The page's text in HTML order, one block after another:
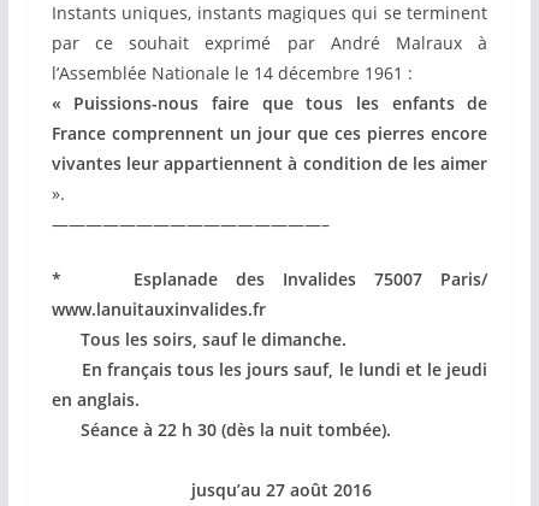
Instants uniques, instants magiques qui se terminent
par ce souhait exprimé par André Malraux à
l’Assemblée Nationale le 14 décembre 1961 :
« Puissions-nous faire que tous les enfants de
France comprennent un jour que ces pierres encore
vivantes leur appartiennent à condition de les aimer
».
————————————————–
* Esplanade des Invalides 75007 Paris/
www.lanuitauxinvalides.fr
Tous les soirs, sauf le dimanche.
En français tous les jours sauf, le lundi et le jeudi
en anglais.
Séance à 22 h 30 (dès la nuit tombée).
jusqu’au 27 août 2016